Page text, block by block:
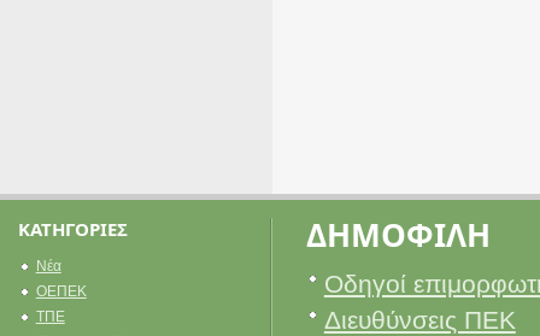
ΚΑΤΗΓΟΡΙΕΣ
Νέα
ΟΕΠΕΚ
ΤΠΕ
ΔΗΜΟΦΙΛΗ
Οδηγοί
Διευθύνσεις ΠΕΚ